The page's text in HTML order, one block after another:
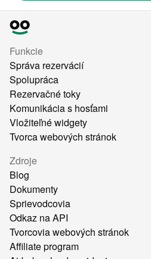
Funkcie
Správa rezervácií
Spolupráca
Rezervačné toky
Komunikácia s hosťami
Vložiteľné widgety
Tvorca webových stránok
Zdroje
Blog
Dokumenty
Sprievodcovia
Odkaz na API
Tvorcovia webových stránok
Affiliate program